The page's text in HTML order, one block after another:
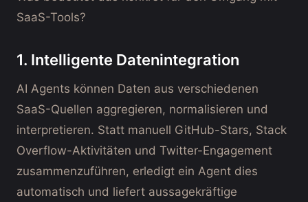
SaaS-Tools?
1. Intelligente Datenintegration
AI Agents können Daten aus verschiedenen
SaaS-Quellen aggregieren, normalisieren und
interpretieren. Statt manuell GitHub-Stars, Stack
Overflow-Aktivitäten und Twitter-Engagement
zusammenzuführen, erledigt ein Agent dies
automatisch und liefert aussagekräftige